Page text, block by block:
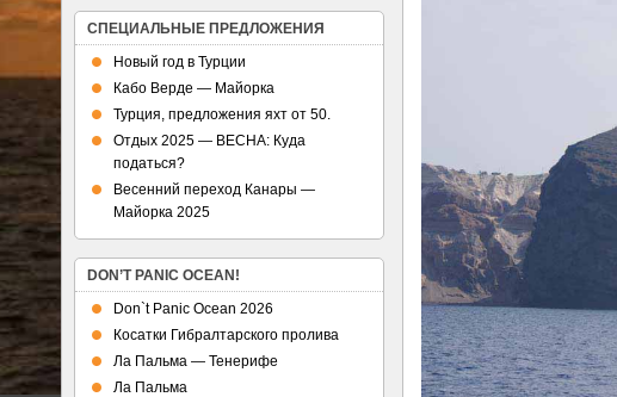
СПЕЦИАЛЬНЫЕ ПРЕДЛОЖЕНИЯ
Новый год в Турции
Кабо Верде — Майорка
Турция, предложения яхт от 50.
Отдых 2025 — ВЕСНА: Куда
податься?
Весенний переход Канары —
Майорка 2025
DON’T PANIC OCEAN!
Don`t Panic Ocean 2026
Косатки Гибралтарского пролива
Ла Пальма — Тенерифе
Ла Пальма